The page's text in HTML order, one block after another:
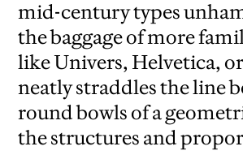
mid-century types
the baggage of more
like Univers, Helvetica,
neatly straddles the line
round bowls of a
the structures and